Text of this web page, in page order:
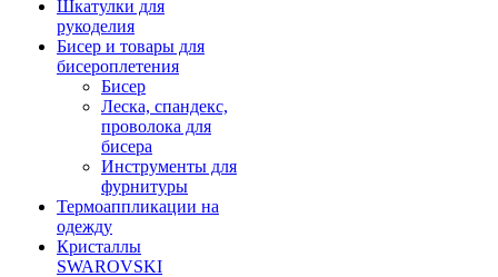
Шкатулки для
рукоделия
Бисер и товары для
бисероплетения
Бисер
Леска, спандекс,
проволока для
бисера
Инструменты для
фурнитуры
Термоаппликации на
одежду
Кристаллы
SWAROVSKI